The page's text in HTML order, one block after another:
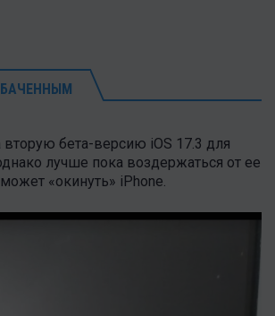
вторую бета-версию iOS 17.3 для
лучше пока воздержаться от ее
«окинуть» iPhone.